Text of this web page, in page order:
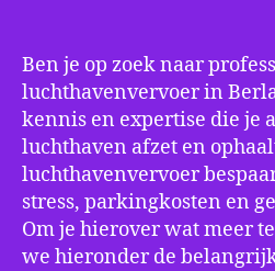
Ben je op zoek naar
luchthavenvervoer in
kennis en expertise die je
luchthaven afzet en
luchthavenvervoer
stress, parkingkosten en
Om je hierover wat meer
we hieronder de